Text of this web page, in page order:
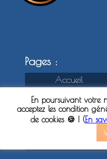
Pages :
Accueil
Chroniques / Albums
Classics songs
Playlists / Podcast
En poursuivant votre
acceptez les condition
de cookies 🍪 ! (En